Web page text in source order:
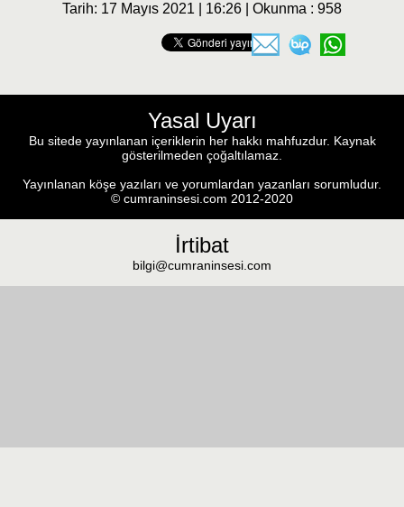
Tarih: 17 Mayıs 2021 | 16:26 | Okunma : 958
Yasal Uyarı
Bu sitede yayınlanan içeriklerin her hakkı mahfuzdur. Kaynak
gösterilmeden çoğaltılamaz.
Yayınlanan köşe yazıları ve yorumlardan yazanları sorumludur.
© cumraninsesi.com 2012-2020
İrtibat
bilgi@cumraninsesi.com